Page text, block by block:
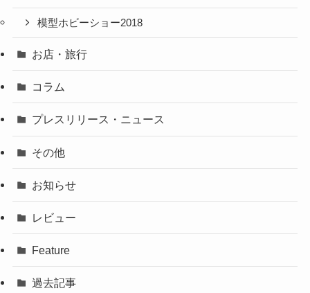
模型ホビーショー2018
お店・旅行
コラム
プレスリリース・ニュース
その他
お知らせ
レビュー
Feature
過去記事